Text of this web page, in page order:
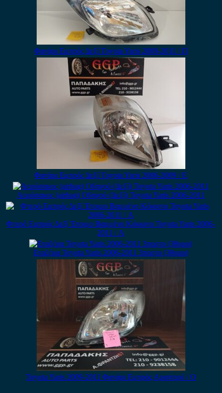
Φανάρι Εμπρός Δεξί Toyota Yaris 2009-2011 / Π
Φανάρι Εμπρός Δεξί Toyota Yaris 2006-2009 / Ε
Αερόσακος (airbag) Οδηγού (Δεξί) Toyota Yaris 2006-2011
Φτερό Εμπρός Δεξί Έτοιμο Βαμμένο Κόκκινο Toyota Yaris 2006-
2011 / Α
Εταζέρα Toyota Yaris 2006-2011 3πορτο (3θυρο)
Toyota Yaris 2009-2011 Φανάρι Εμπρός Αριστερό / Ο